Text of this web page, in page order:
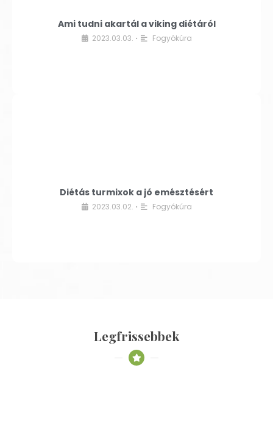
Ami tudni akartál a viking diétáról
2023.03.03. • Fogyókúra
Diétás turmixok a jó emésztésért
2023.03.02. • Fogyókúra
Legfrissebbek